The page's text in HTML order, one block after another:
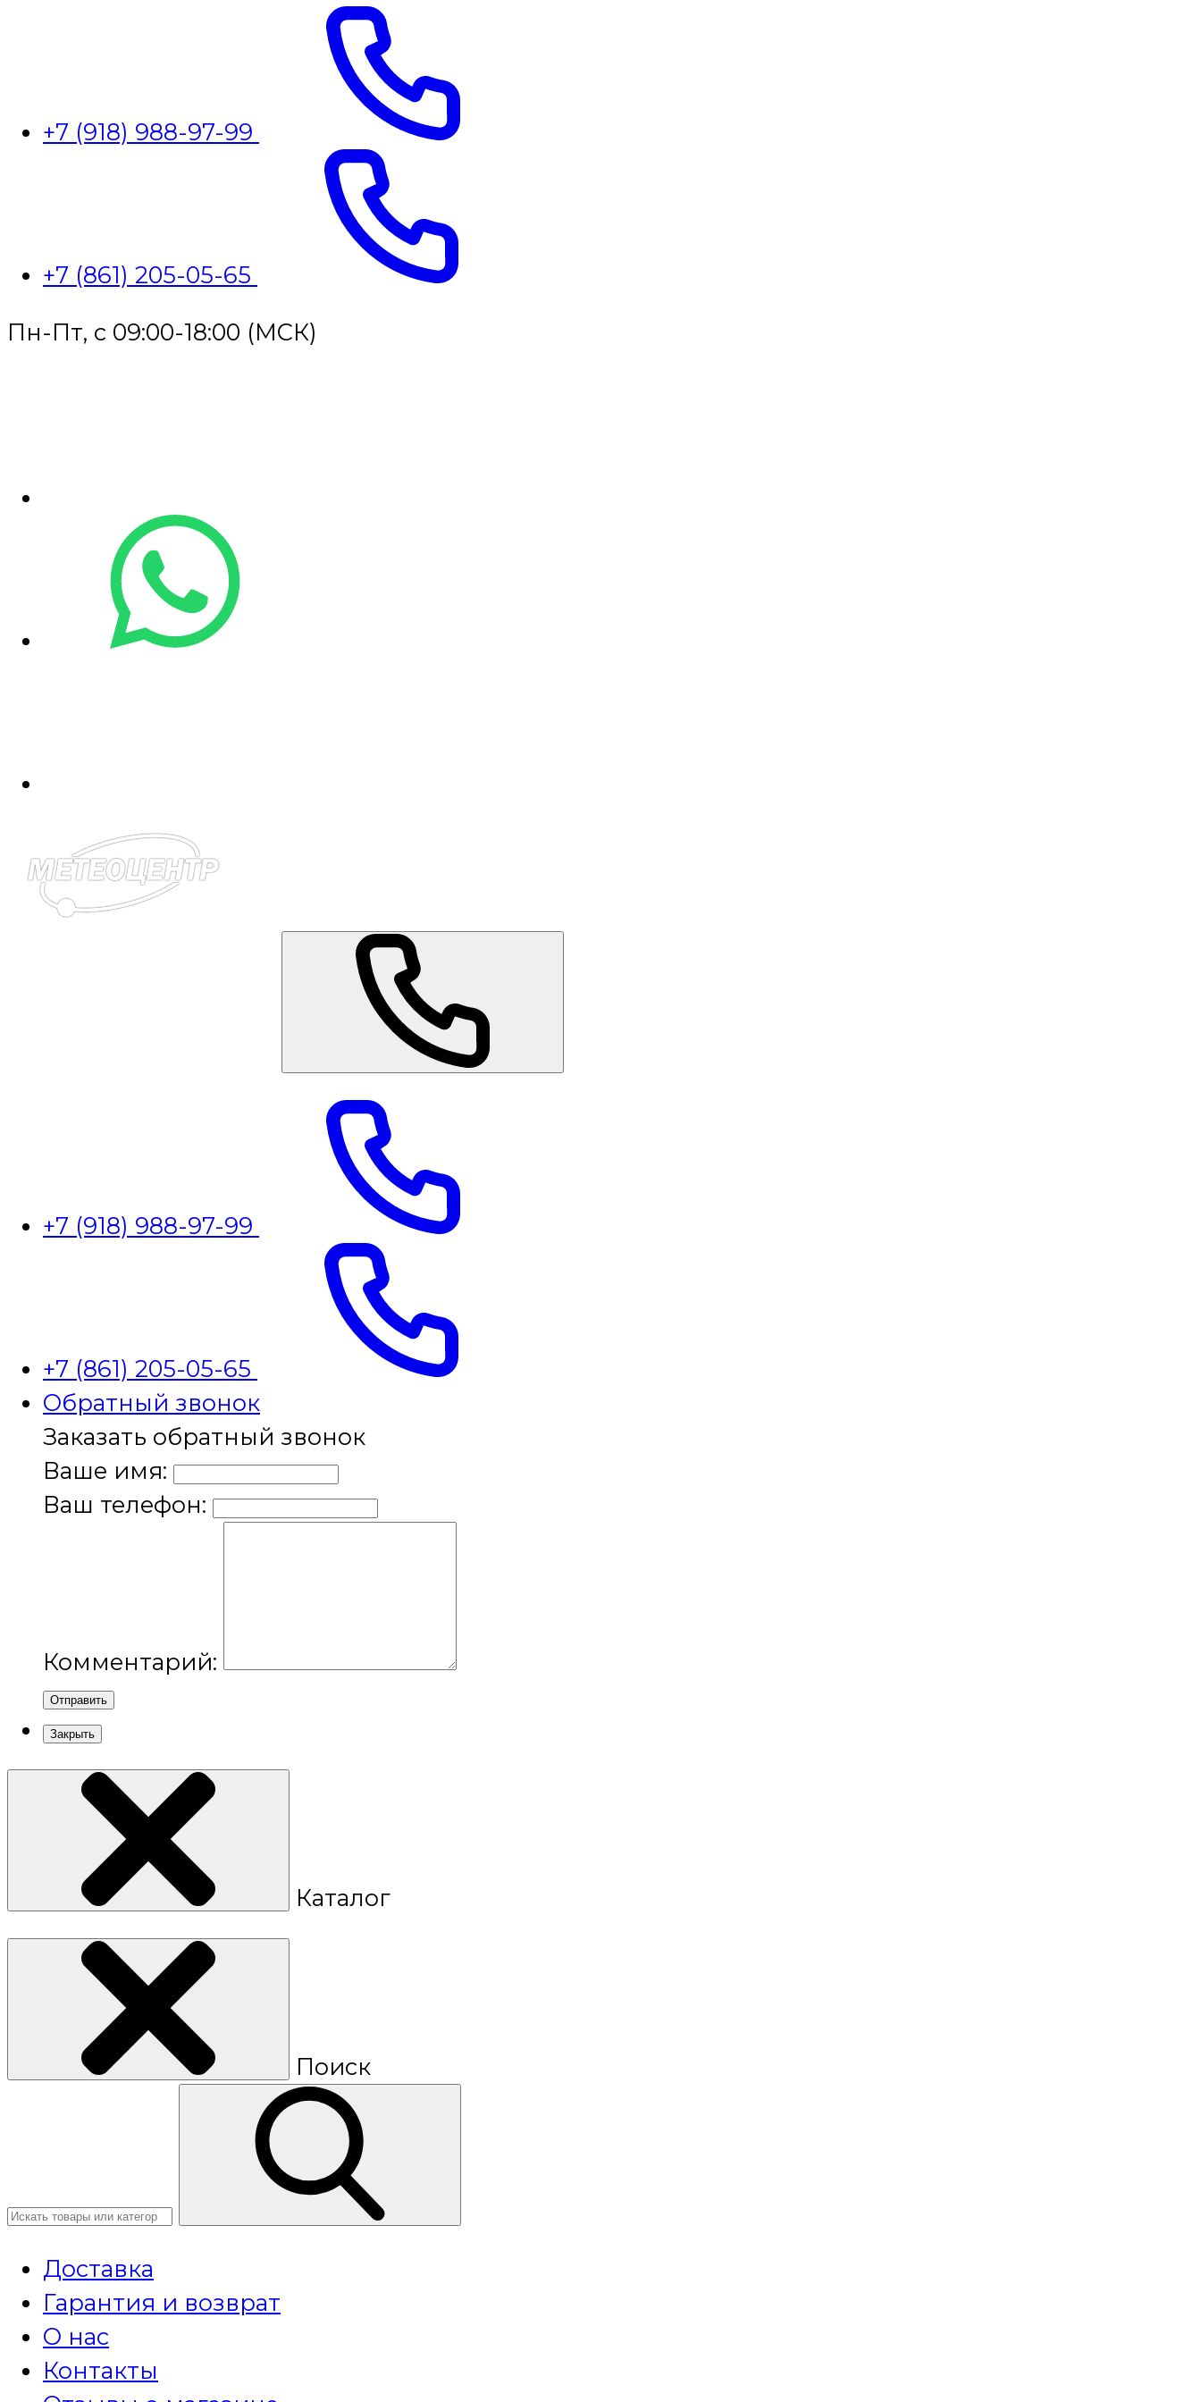
+7 (918) 988-97-99
+7 (861) 205-05-65
Пн-Пт, с 09:00-18:00 (МСК)
+7 (918) 988-97-99
+7 (861) 205-05-65
Обратный звонок
Заказать обратный звонок
Ваше имя:
Ваш телефон:
Комментарий:
Отправить
Закрыть
Каталог
Поиск
Доставка
Гарантия и возврат
О нас
Контакты